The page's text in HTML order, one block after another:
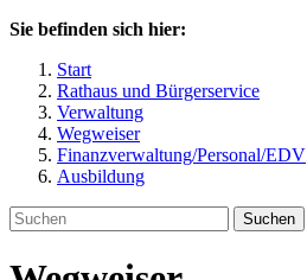
Sie befinden sich hier:
Start
Rathaus und Bürgerservice
Verwaltung
Wegweiser
Finanzverwaltung/Personal/EDV
Ausbildung
Suchen